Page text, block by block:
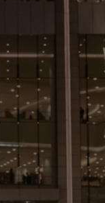
ಕೂತು
ಗಣ್ಯರು